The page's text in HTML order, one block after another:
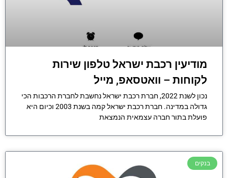
מודיעין רכבת ישראל טלפון שירות
לקוחות – וואטסאפ, מייל
נכון לשנת 2022, חברת רכבת ישראל נחשבת לחברת הרכבות הכי
גדולה במדינה. חברת רכבת ישראל קמה בשנת 2003 וכיום היא
פועלת בתור חברה עצמאית הנמצאת
בנקים